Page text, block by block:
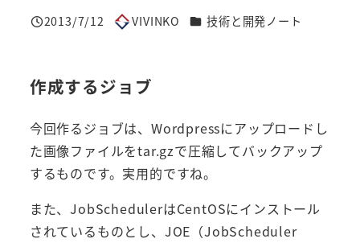
投稿日
2013/7/12
著
VIVINKO カテゴリー
技術と開発ノート
作成するジョブ
今回作るジョブは、Wordpressにアップロードし
た画像ファイルをtar.gzで圧縮してバックアップ
するものです。実用的ですね。
また、JobSchedulerはCentOSにインストール
されているものとし、JOE（JobScheduler